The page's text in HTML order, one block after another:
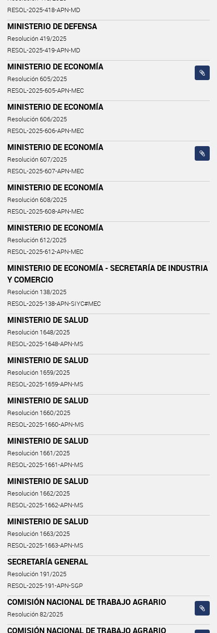
RESOL-2025-418-APN-MD
MINISTERIO DE DEFENSA
Resolución 419/2025
RESOL-2025-419-APN-MD
MINISTERIO DE ECONOMÍA
Resolución 605/2025
RESOL-2025-605-APN-MEC
MINISTERIO DE ECONOMÍA
Resolución 606/2025
RESOL-2025-606-APN-MEC
MINISTERIO DE ECONOMÍA
Resolución 607/2025
RESOL-2025-607-APN-MEC
MINISTERIO DE ECONOMÍA
Resolución 608/2025
RESOL-2025-608-APN-MEC
MINISTERIO DE ECONOMÍA
Resolución 612/2025
RESOL-2025-612-APN-MEC
MINISTERIO DE ECONOMÍA - SECRETARÍA DE INDUSTRIA
Y COMERCIO
Resolución 138/2025
RESOL-2025-138-APN-SIYC#MEC
MINISTERIO DE SALUD
Resolución 1648/2025
RESOL-2025-1648-APN-MS
MINISTERIO DE SALUD
Resolución 1659/2025
RESOL-2025-1659-APN-MS
MINISTERIO DE SALUD
Resolución 1660/2025
RESOL-2025-1660-APN-MS
MINISTERIO DE SALUD
Resolución 1661/2025
RESOL-2025-1661-APN-MS
MINISTERIO DE SALUD
Resolución 1662/2025
RESOL-2025-1662-APN-MS
MINISTERIO DE SALUD
Resolución 1663/2025
RESOL-2025-1663-APN-MS
SECRETARÍA GENERAL
Resolución 191/2025
RESOL-2025-191-APN-SGP
COMISIÓN NACIONAL DE TRABAJO AGRARIO
Resolución 82/2025
COMISIÓN NACIONAL DE TRABAJO AGRARIO